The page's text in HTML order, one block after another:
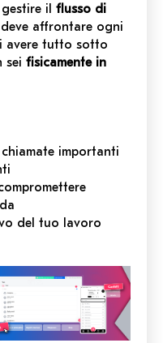
il flusso di
affrontare ogni
avere tutto sotto
sei fisicamente in
importanti
del tuo lavoro